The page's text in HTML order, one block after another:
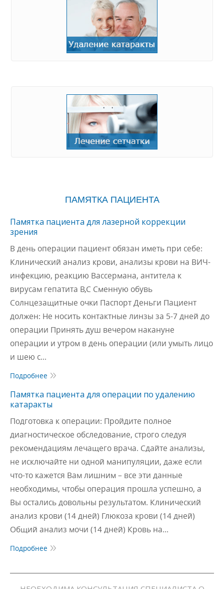
ПАМЯТКА ПАЦИЕНТА
Памятка пациента для лазерной коррекции
зрения
В день операции пациент обязан иметь при себе:
Клинический анализ крови, анализы крови на ВИЧ-
инфекцию, реакцию Вассермана, антитела к
вирусам гепатита В,С Сменную обувь
Солнцезащитные очки Паспорт Деньги Пациент
должен: Не носить контактные линзы за 5-7 дней до
операции Принять душ вечером накануне
операции и утром в день операции (или умыть лицо
и шею с…
Подробнее
Памятка пациента для операции по удалению
катаракты
Подготовка к операции: Пройдите полное
диагностическое обследование, строго следуя
рекомендациям лечащего врача. Сдайте анализы,
не исключайте ни одной манипуляции, даже если
что-то кажется Вам лишним – все эти данные
необходимы, чтобы операция прошла успешно, а
Вы остались довольны результатом. Клинический
анализ крови (14 дней) Глюкоза крови (14 дней)
Общий анализ мочи (14 дней) Кровь на…
Подробнее